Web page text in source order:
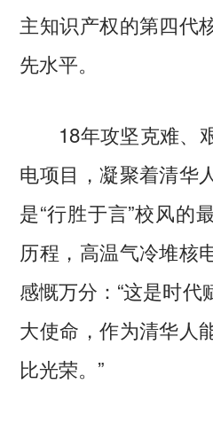
主知识产权的第四代
先水平。
18年攻坚克难、
电项目，凝聚着清华
是“行胜于言”校风的
历程，高温气冷堆核
感慨万分：“这是时
大使命，作为清华人
比光荣。”